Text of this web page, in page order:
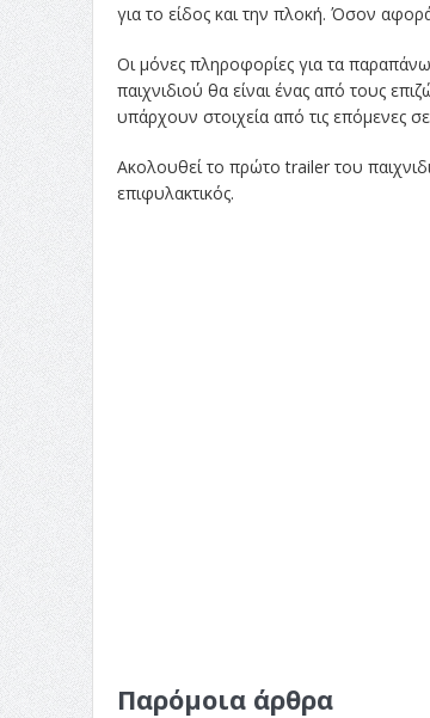
για το είδος και την πλοκή. Όσον
Οι μόνες πληροφορίες για τα
παιχνιδιού θα είναι ένας από τους
υπάρχουν στοιχεία από τις επόμενες
Ακολουθεί το πρώτο trailer του
επιφυλακτικός.
Παρόμοια άρθρα